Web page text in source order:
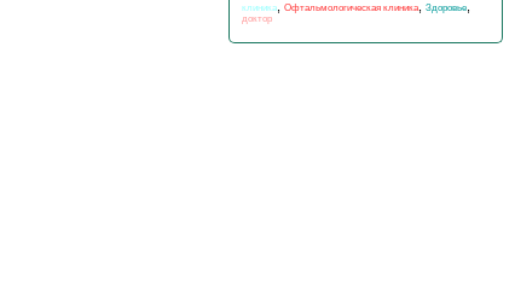
клиника
Офтальмологическая клиника Здоровье
доктор